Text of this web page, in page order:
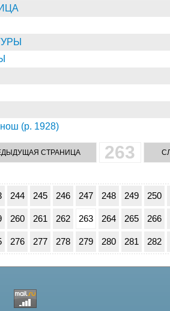
(р. 1928)
СТРАНИЦА 263
244 245 246 247 248 249 250
260 261 262 263 264 265 266
276 277 278 279 280 281 282